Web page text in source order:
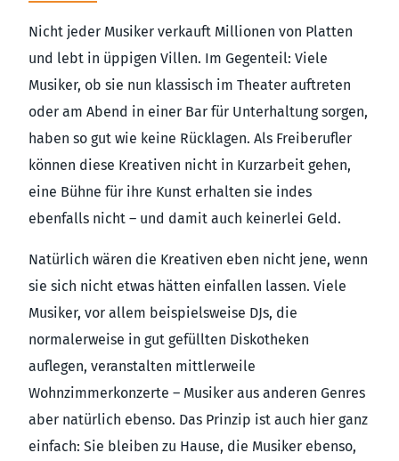
Nicht jeder Musiker verkauft Millionen von Platten
und lebt in üppigen Villen. Im Gegenteil: Viele
Musiker, ob sie nun klassisch im Theater auftreten
oder am Abend in einer Bar für Unterhaltung sorgen,
haben so gut wie keine Rücklagen. Als Freiberufler
können diese Kreativen nicht in Kurzarbeit gehen,
eine Bühne für ihre Kunst erhalten sie indes
ebenfalls nicht – und damit auch keinerlei Geld.
Natürlich wären die Kreativen eben nicht jene, wenn
sie sich nicht etwas hätten einfallen lassen. Viele
Musiker, vor allem beispielsweise DJs, die
normalerweise in gut gefüllten Diskotheken
auflegen, veranstalten mittlerweile
Wohnzimmerkonzerte – Musiker aus anderen Genres
aber natürlich ebenso. Das Prinzip ist auch hier ganz
einfach: Sie bleiben zu Hause, die Musiker ebenso,